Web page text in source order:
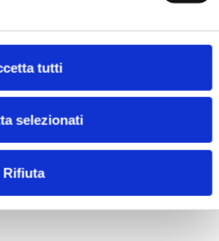
tutti
selezionati
Rifiuta